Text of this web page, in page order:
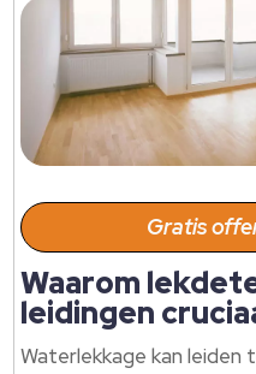
Gratis
Waarom
leidingen
Waterlekkage kan leiden